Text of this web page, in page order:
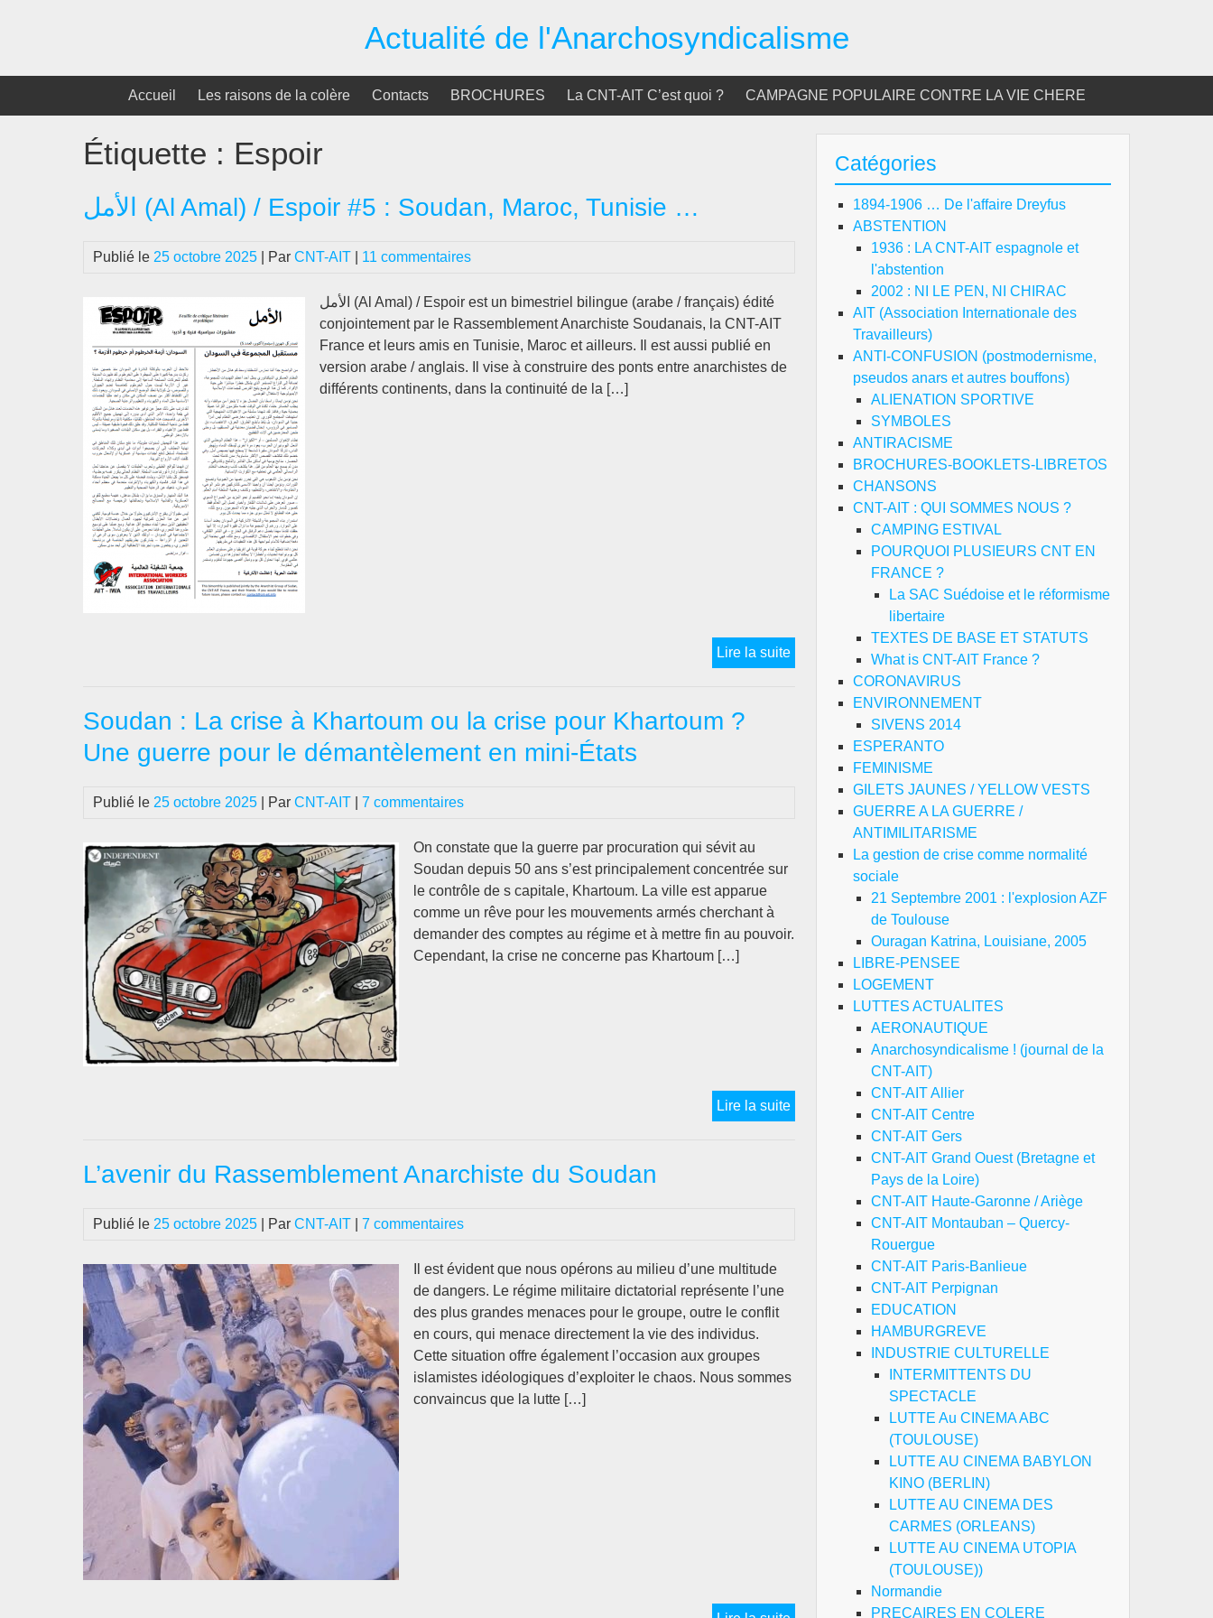
Actualité de l'Anarchosyndicalisme
Accueil Les raisons de la colère Contacts BROCHURES La CNT-AIT C’est quoi ? CAMPAGNE POPULAIRE CONTRE LA VIE CHERE
Étiquette : Espoir
الأمل (Al Amal) / Espoir #5 : Soudan, Maroc, Tunisie …
Publié le 25 octobre 2025 | Par CNT-AIT 11 commentaires
الأمل (Al Amal) / Espoir est un bimestriel bilingue (arabe / français) édité
conjointement par le Rassemblement Anarchiste Soudanais, la CNT-AIT
France et leurs amis en Tunisie, Maroc et ailleurs. Il est aussi publié en
version arabe / anglais. Il vise à construire des ponts entre anarchistes de
différents continents, dans la continuité de la […]
Lire la suiteالأمل
(Al
Soudan : La crise à Khartoum ou la crise pour Khartoum ?
Une guerre pour le démantèlement en mini-États
Publié le 25 octobre 2025 | Par CNT-AIT 7 commentaires
On constate que la guerre par procuration qui sévit au
Soudan depuis 50 ans s’est principalement concentrée sur
le contrôle de s capitale, Khartoum. La ville est apparue
comme un rêve pour les mouvements armés cherchant à
demander des comptes au régime et à mettre fin au pouvoir.
Cependant, la crise ne concerne pas Khartoum […]
Lire la suiteSoudan
:
guerre
L’avenir du Rassemblement Anarchiste du Soudan
Publié le 25 octobre 2025 | Par CNT-AIT 7 commentaires
Il est évident que nous opérons au milieu d’une multitude
de dangers. Le régime militaire dictatorial représente l’une
des plus grandes menaces pour le groupe, outre le conflit
en cours, qui menace directement la vie des individus.
Cette situation offre également l’occasion aux groupes
islamistes idéologiques d’exploiter le chaos. Nous sommes
convaincus que la lutte […]
Catégories
1894-1906 … De l'affaire Dreyfus
ABSTENTION
1936 : LA CNT-AIT espagnole et
l'abstention
2002 : NI LE PEN, NI CHIRAC
AIT (Association Internationale des
Travailleurs)
ANTI-CONFUSION (postmodernisme,
pseudos anars et autres bouffons)
ALIENATION SPORTIVE
SYMBOLES
ANTIRACISME
BROCHURES-BOOKLETS-LIBRETOS
CHANSONS
CNT-AIT : QUI SOMMES NOUS ?
CAMPING ESTIVAL
POURQUOI PLUSIEURS CNT EN
FRANCE ?
La SAC Suédoise et le réformisme
libertaire
TEXTES DE BASE ET STATUTS
What is CNT-AIT France ?
CORONAVIRUS
ENVIRONNEMENT
SIVENS 2014
ESPERANTO
FEMINISME
GILETS JAUNES / YELLOW VESTS
GUERRE A LA GUERRE /
ANTIMILITARISME
La gestion de crise comme normalité
sociale
21 Septembre 2001 : l'explosion AZF
de Toulouse
Ouragan Katrina, Louisiane, 2005
LIBRE-PENSEE
LOGEMENT
LUTTES ACTUALITES
AERONAUTIQUE
Anarchosyndicalisme ! (journal de la
CNT-AIT)
CNT-AIT Allier
CNT-AIT Centre
CNT-AIT Gers
CNT-AIT Grand Ouest (Bretagne et
Pays de la Loire)
CNT-AIT Haute-Garonne / Ariège
CNT-AIT Montauban – Quercy-
Rouergue
CNT-AIT Paris-Banlieue
CNT-AIT Perpignan
EDUCATION
HAMBURGREVE
INDUSTRIE CULTURELLE
INTERMITTENTS DU
SPECTACLE
LUTTE Au CINEMA ABC
(TOULOUSE)
LUTTE AU CINEMA BABYLON
KINO (BERLIN)
LUTTE AU CINEMA DES
CARMES (ORLEANS)
LUTTE AU CINEMA UTOPIA
(TOULOUSE))
Normandie
PRECAIRES EN COLERE